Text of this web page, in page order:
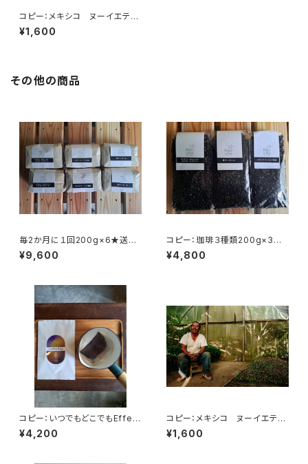
コピー：メキシコ ヌーイエテ農
園 200g
¥1,600
その他の商品
毎2か月に１回200g×6★送料
無料（全6回）
¥9,600
コピー：珈琲３種類200g×3
タンザニアルカ二村・東ティモー
ル・メキシコ
¥4,800
コピー：いつでもどこでもEffect
coffee Bag(22袋入り)2袋お
まけ
¥4,200
コピー：メキシコ ヌーイエテ農
園 200g
¥1,600